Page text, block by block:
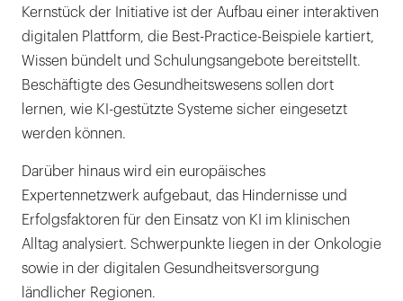
Kernstück der Initiative ist der Aufbau einer interaktiven
digitalen Plattform, die Best-Practice-Beispiele kartiert,
Wissen bündelt und Schulungsangebote bereitstellt.
Beschäftigte des Gesundheitswesens sollen dort
lernen, wie KI-gestützte Systeme sicher eingesetzt
werden können.
Darüber hinaus wird ein europäisches
Expertennetzwerk aufgebaut, das Hindernisse und
Erfolgsfaktoren für den Einsatz von KI im klinischen
Alltag analysiert. Schwerpunkte liegen in der Onkologie
sowie in der digitalen Gesundheitsversorgung
ländlicher Regionen.